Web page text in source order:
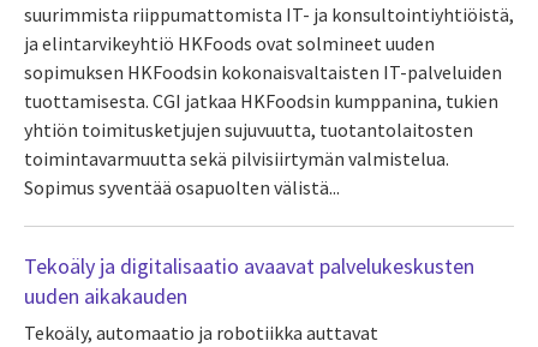
suurimmista riippumattomista IT- ja konsultointiyhtiöistä,
ja elintarvikeyhtiö HKFoods ovat solmineet uuden
sopimuksen HKFoodsin kokonaisvaltaisten IT-palveluiden
tuottamisesta. CGI jatkaa HKFoodsin kumppanina, tukien
yhtiön toimitusketjujen sujuvuutta, tuotantolaitosten
toimintavarmuutta sekä pilvisiirtymän valmistelua.
Sopimus syventää osapuolten välistä...
Tekoäly ja digitalisaatio avaavat palvelukeskusten
uuden aikakauden
Tekoäly, automaatio ja robotiikka auttavat